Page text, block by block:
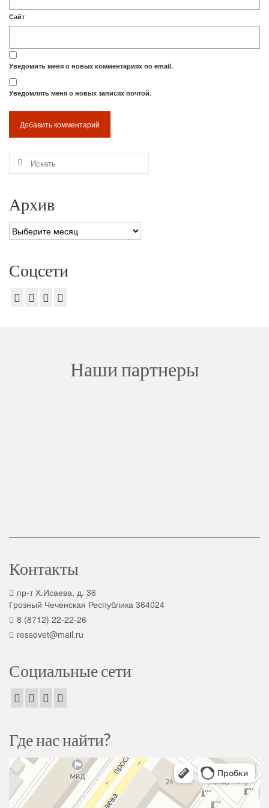
Сайт
Уведомить меня о новых комментариях по email.
Уведомлять меня о новых записях почтой.
Искать:
Архив
Архив
Соцсети
Наши партнеры
Контакты
пр-т Х.Исаева, д. 36
Грозный Чеченская Республика 364024
8 (8712) 22-22-26
ressovet@mail.ru
Социальные сети
Где нас найти?